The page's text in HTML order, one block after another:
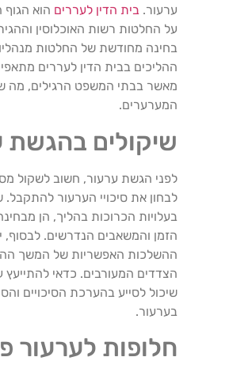
ערעור. בית הדין לעררים הוא הגוף
על החלטות רשות האוכלוסין
בחינה מחודשת של החלטות
ההליכים בבית הדין לעררים
מאשר בבתי המשפט הרגילים, מה
המערערים.
שיקולים בהגשת
לפני הגשת ערעור, חשוב לשקול
לבחון את סיכויי הערעור
בעלויות הכרוכות בהליך, הן
הזמן והמשאבים הנדרשים.
ההשלכות האפשריות של המשך
הצדדים המעורבים. כדאי להתייעץ
שיכול לסייע בהערכת הסיכויים
בערעור.
חלופות לערעור